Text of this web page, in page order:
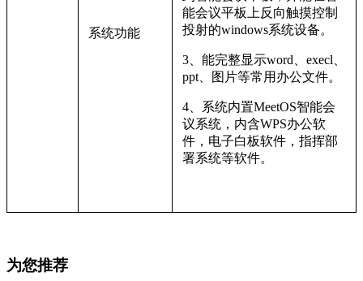
系统功能
能会议平板上反向触摸控制
投射的windows系统设备。
3 、能完整显示word、execl、
ppt、图片等常用办公文件。
4 、系统内置MeetOS智能会
议系统，内含WPS办公软
件，电子白板软件，指挥部
署系统等软件。
为您推荐